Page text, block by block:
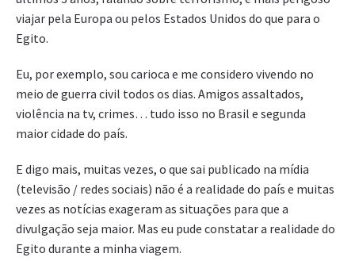
viajar pela Europa ou pelos Estados Unidos do que para o
Egito.
Eu, por exemplo, sou carioca e me considero vivendo no
meio de guerra civil todos os dias. Amigos assaltados,
violência na tv, crimes… tudo isso no Brasil e segunda
maior cidade do país.
E digo mais, muitas vezes, o que sai publicado na mídia
(televisão / redes sociais) não é a realidade do país e muitas
vezes as notícias exageram as situações para que a
divulgação seja maior. Mas eu pude constatar a realidade do
Egito durante a minha viagem.